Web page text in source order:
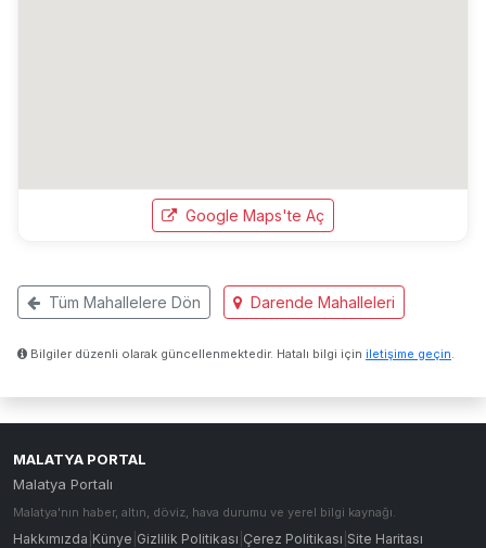
Google Maps'te Aç
Tüm Mahallelere Dön Darende Mahalleleri
Bilgiler düzenli olarak güncellenmektedir. Hatalı bilgi için iletişime geçin
MALATYA PORTAL
Malatya Portalı
Malatya'nın haber, altın, döviz, hava durumu ve yerel bilgi kaynağı.
Hakkımızda Künye Gizlilik Politikası Çerez Politikası Site Haritası